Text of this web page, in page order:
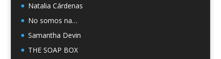
Natalia Cárdenas
No somos na…
Samantha Devin
THE SOAP BOX